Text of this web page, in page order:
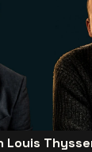
Louis